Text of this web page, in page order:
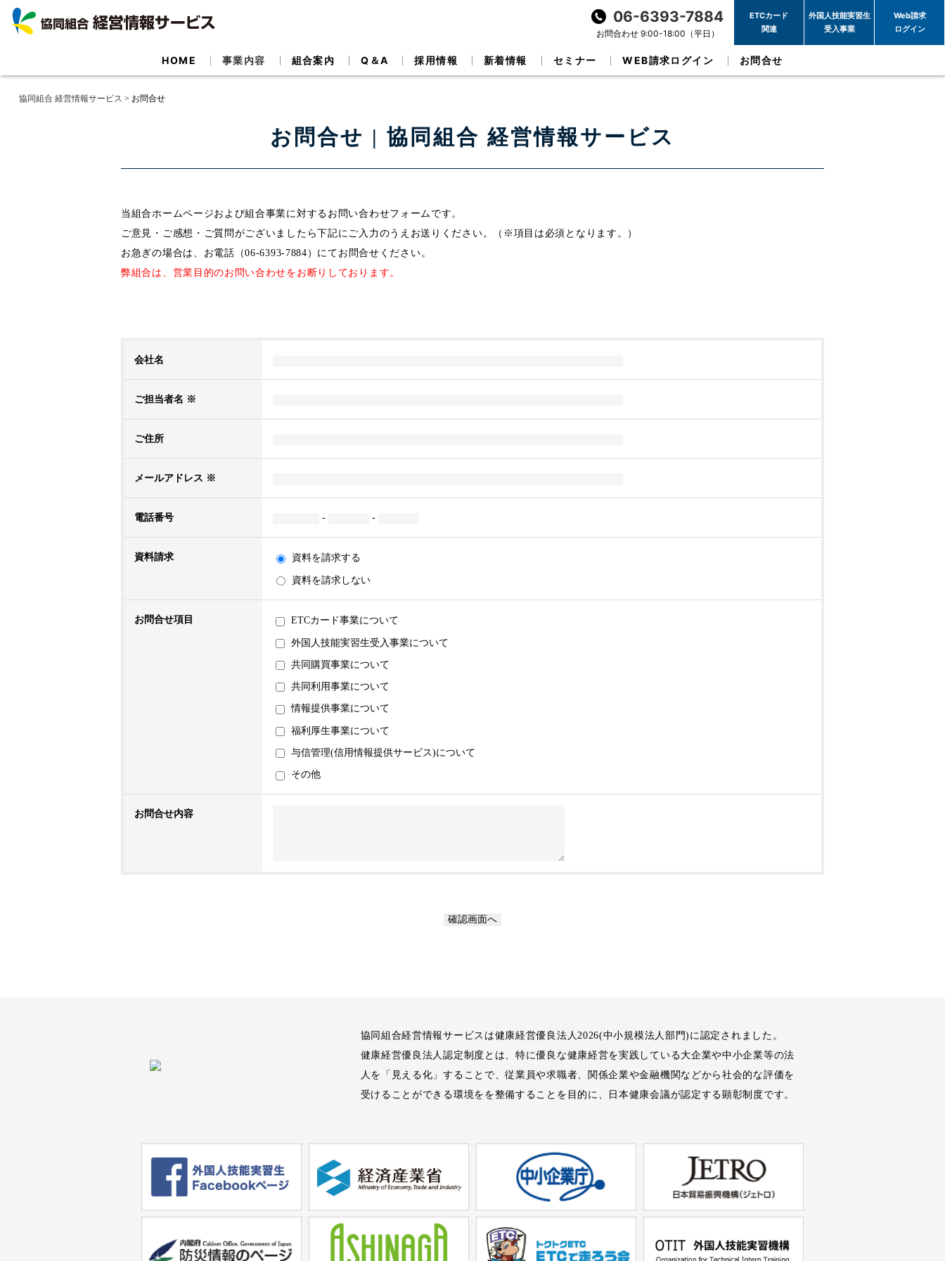
06-6393-7884
お問合わせ 9:00-18:00（平日）
ETCカード
関連
外国人技能実習生
受入事業
Web請求
ログイン
HOME 事業内容 組合案内 Q＆A 採用情報 新着情報 セミナー WEB請求ログイン お問合せ
協同組合 経営情報サービス > お問合せ
お問合せ | 協同組合 経営情報サービス
当組合ホームページおよび組合事業に対するお問い合わせフォームです。
ご意見・ご感想・ご質問がございましたら下記にご入力のうえお送りください。（※項目は必須となります。）
お急ぎの場合は、お電話（06-6393-7884）にてお問合せください。
弊組合は、営業目的のお問い合わせをお断りしております。
会社名
ご担当者名 ※
ご住所
メールアドレス ※
電話番号 - -
資料請求 資料を請求する
資料を請求しない
お問合せ項目 ETCカード事業について
外国人技能実習生受入事業について
共同購買事業について
共同利用事業について
情報提供事業について
福利厚生事業について
与信管理(信用情報提供サービス)について
その他
お問合せ内容
協同組合経営情報サービスは健康経営優良法人2026(中小規模法人部門)に認定されました。
健康経営優良法人認定制度とは、特に優良な健康経営を実践している大企業や中小企業等の法
人を「見える化」することで、従業員や求職者、関係企業や金融機関などから社会的な評価を
受けることができる環境をを整備することを目的に、日本健康会議が認定する顕彰制度です。